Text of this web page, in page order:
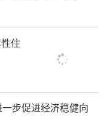
住
步促进经济稳健向